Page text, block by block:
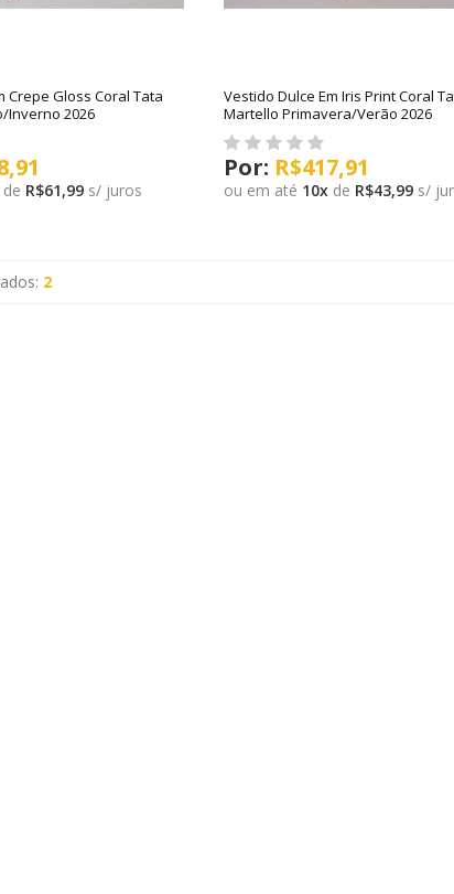
Crepe Gloss Coral Tata
Inverno 2026
R$61,99s/ juros
Vestido Dulce Em Iris Print Coral
Martello Primavera/Verão 2026
ou em até 10x de R$43,99 s/
R$417,91
2